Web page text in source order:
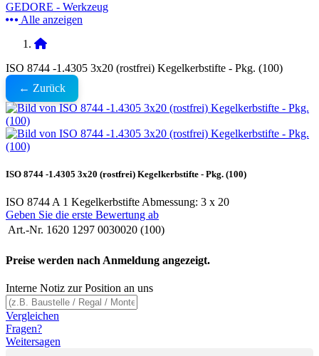
GEDORE - Werkzeug
Alle anzeigen
ISO 8744 -1.4305 3x20 (rostfrei) Kegelkerbstifte - Pkg. (100)
← Zurück
ISO 8744 -1.4305 3x20 (rostfrei) Kegelkerbstifte - Pkg. (100)
ISO 8744 A 1 Kegelkerbstifte Abmessung: 3 x 20
Geben Sie die erste Bewertung ab
Art.-Nr. 1620 1297 0030020 (100)
Preise werden nach Anmeldung angezeigt.
Interne Notiz zur Position an uns
Vergleichen
Fragen?
Weitersagen